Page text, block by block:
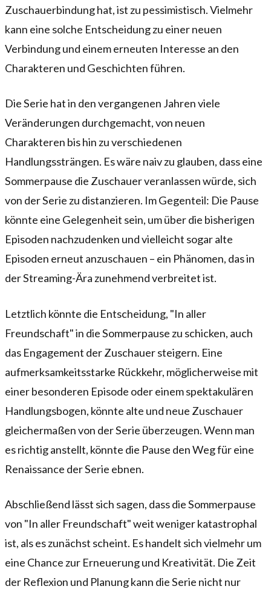
Zuschauerbindung hat, ist zu pessimistisch. Vielmehr
kann eine solche Entscheidung zu einer neuen
Verbindung und einem erneuten Interesse an den
Charakteren und Geschichten führen.
Die Serie hat in den vergangenen Jahren viele
Veränderungen durchgemacht, von neuen
Charakteren bis hin zu verschiedenen
Handlungssträngen. Es wäre naiv zu glauben, dass eine
Sommerpause die Zuschauer veranlassen würde, sich
von der Serie zu distanzieren. Im Gegenteil: Die Pause
könnte eine Gelegenheit sein, um über die bisherigen
Episoden nachzudenken und vielleicht sogar alte
Episoden erneut anzuschauen – ein Phänomen, das in
der Streaming-Ära zunehmend verbreitet ist.
Letztlich könnte die Entscheidung, "In aller
Freundschaft" in die Sommerpause zu schicken, auch
das Engagement der Zuschauer steigern. Eine
aufmerksamkeitsstarke Rückkehr, möglicherweise mit
einer besonderen Episode oder einem spektakulären
Handlungsbogen, könnte alte und neue Zuschauer
gleichermaßen von der Serie überzeugen. Wenn man
es richtig anstellt, könnte die Pause den Weg für eine
Renaissance der Serie ebnen.
Abschließend lässt sich sagen, dass die Sommerpause
von "In aller Freundschaft" weit weniger katastrophal
ist, als es zunächst scheint. Es handelt sich vielmehr um
eine Chance zur Erneuerung und Kreativität. Die Zeit
der Reflexion und Planung kann die Serie nicht nur